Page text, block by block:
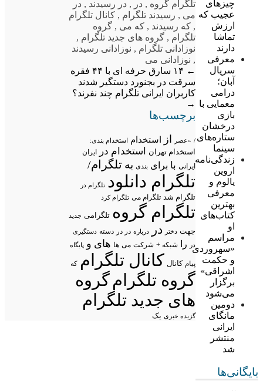
چیزهای
عجیب که
ارزش
تماشا
دارند
معرفی
سریال
آبان؛
درامی
معمایی با
بازی
درخشان
ستاره‌های
سینما
زندگی‌نامه
اروین
یالوم و
معرفی
بهترین
کتاب‌های
او
مراسم
«سهروردی
و حکمت
اشراقی»
برگزار
می‌شود
دومین
مانگای
ایرانی
منتشر
شد
بایگانی‌ها
تلگرام گروه , در , در رسیدند , در
می , رسیدند تلگرام , کانال تلگرام
, که رسیدند , که می , گروه
تلگرام , گروه های جدید تلگرام ,
نوزادانی تلگرام , نوزادانی رسیدند
, نوزادانی می
←
۱۴ سارق حرفه ای با ۴۴ فقره
سرقت در بجنورد دستگیر شدند
کاربران ایرانی تلگرام چند نفرند؟
→
برچسب‌ها
/ «عصر از استخدام استخدام بندی:
استخدام تهران استخدام در ایران
ایرانی با برای بندی به تلگرام/
تلگرام دانلود تلگرام در
تلگرام شد تلگرام می تلگرام کرد
تلگرام گروه تلگرامی جدید
جهت دختر در درباره در در دسته دستگیری
در
را شبکه + شرکت می ها های و پایگاه
پیام کانال کانال تلگرام که
گروه تلگرامگروه
های جدید تلگرام
گزیده خبری یک